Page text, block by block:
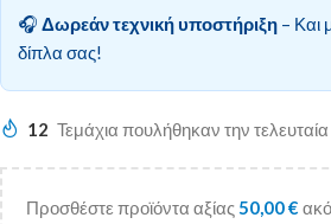
🎧 Δωρεάν τεχνική υποστήριξη – Και
δίπλα σας!
12 Τεμάχια πουλήθηκαν την
Προσθέστε προϊόντα αξίας50,00€